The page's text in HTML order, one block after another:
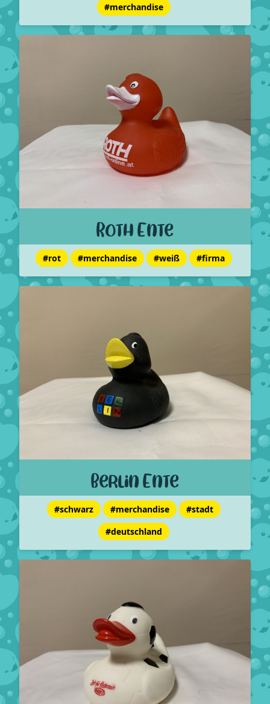
#merchandise
Roth Ente
#rot #merchandise #weiß #firma
Berlin Ente
#schwarz #merchandise
#stadt
#deutschland